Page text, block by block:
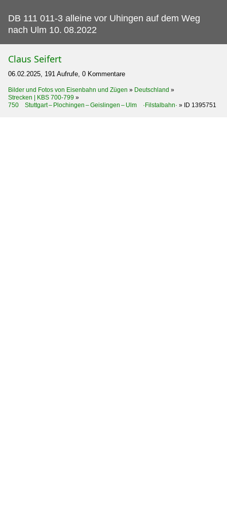
DB 111 011-3 alleine vor Uhingen auf dem Weg
nach Ulm 10. 08.2022
Claus Seifert
06.02.2025, 191 Aufrufe, 0 Kommentare
Bilder und Fotos von Eisenbahn und Zügen » Deutschland »
Strecken | KBS 700-799 »
750 Stuttgart – Plochingen – Geislingen – Ulm ·Filstalbahn· » ID 1395751